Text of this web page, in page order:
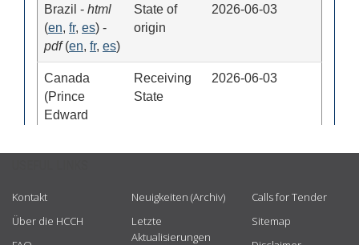
Kontakt
Über die HCCH
Neuigkeiten (Archiv)
Letzte
Aktualisierungen
Calls for Tender
Sitemap